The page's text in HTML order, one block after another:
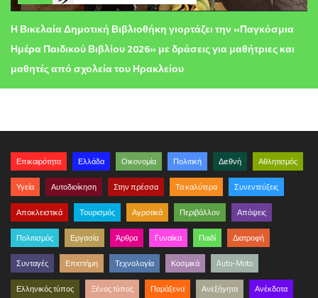
Η Βικελαία Δημοτική Βιβλιοθήκη γιορτάζει την «Παγκόσμια
Ημέρα Παιδικού Βιβλίου 2026» με δράσεις για μαθήτριες και
μαθητές από σχολεία του Ηρακλείου
Επικαιρότητα Ελλάδα Οικονομία Πολιτική Διεθνή Αθλητισμός
Υγεία Αυτοδιοίκηση Στην πρέσσα Τα καλύτερα Συνεντεύξεις
Αποκλειστικά Τουρισμός Αγροτικά Περιβάλλον Απόψεις
Πολιτισμός Εργασία Άρθρα Γυναίκα Παιδί Διατροφή
Συνταγές Επιστήμη Τεχνολογία Κοσμικά Auto-Moto
Ελληνικός τύπος Ξένος τύπος Παράξενα Ανεξήγητα Ανέκδοτα